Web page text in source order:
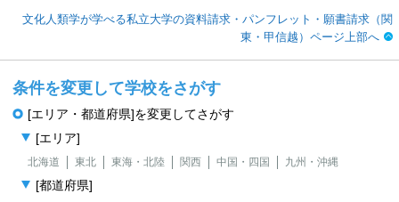
文化人類学が学べる私立大学の資料請求・パンフレット・願書請求（関
東・甲信越）ページ上部へ
条件を変更して学校をさがす
[エリア・都道府県]を変更してさがす
[エリア]
北海道 東北 東海・北陸 関西 中国・四国 九州・沖縄
[都道府県]